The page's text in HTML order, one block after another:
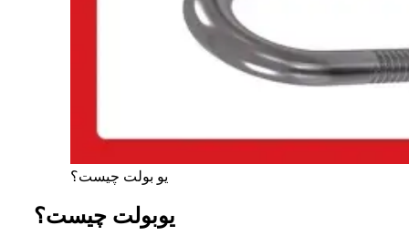
یو بولت چیست؟
یوبولت چیست؟